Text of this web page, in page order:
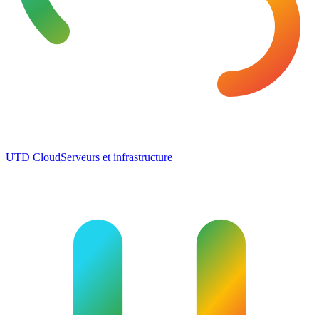
UTD CloudServeurs et infrastructure